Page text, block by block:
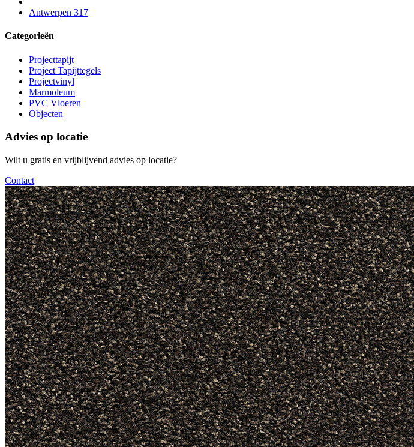
Antwerpen 317
Categorieën
Projecttapijt
Project Tapijttegels
Projectvinyl
Marmoleum
PVC Vloeren
Objecten
Advies op locatie
Wilt u gratis en vrijblijvend advies op locatie?
Contact